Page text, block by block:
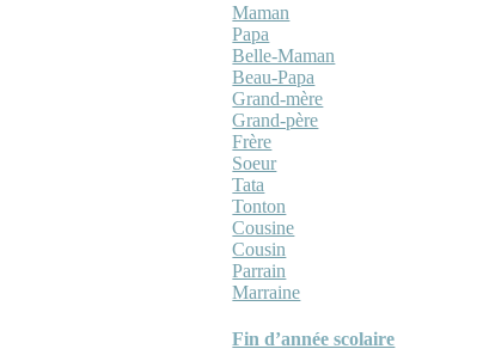
Maman
Papa
Belle-Maman
Beau-Papa
Grand-mère
Grand-père
Frère
Soeur
Tata
Tonton
Cousine
Cousin
Parrain
Marraine
Fin d’année scolaire